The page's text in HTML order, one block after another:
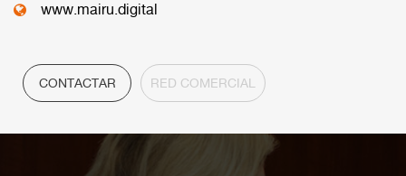
www.mairu.digital
CONTACTAR RED COMERCIAL